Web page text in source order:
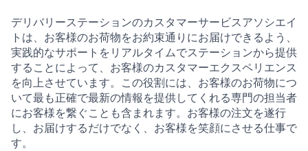
デリバリーステーションのカスタマーサービスアソシエイ
トは、お客様のお荷物をお約束通りにお届けできるよう、
実践的なサポートをリアルタイムでステーションから提供
することによって、お客様のカスタマーエクスペリエンス
を向上させています。この役割には、お客様のお荷物につ
いて最も正確で最新の情報を提供してくれる専門の担当者
にお客様を繋ぐことも含まれます。お客様の注文を遂行
し、お届けするだけでなく、お客様を笑顔にさせる仕事で
す。